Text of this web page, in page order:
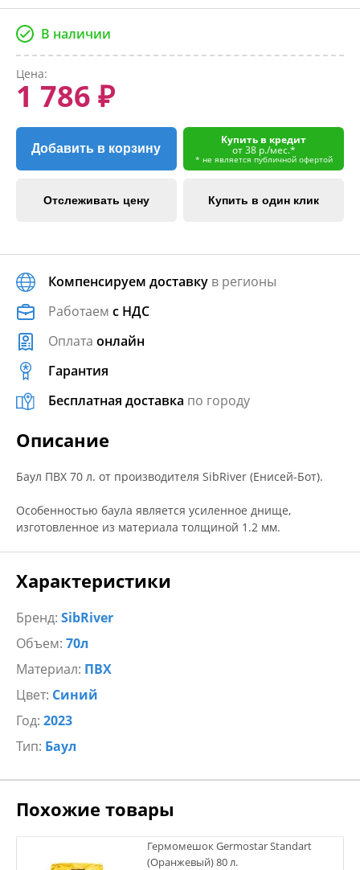
В наличии
Цена:
1 786 ₽
Добавить в корзину
Купить в кредит
от 38 р./мес.*
* не является публичной офертой
Отслеживать цену Купить в один клик
Компенсируем доставку в регионы
Работаем с НДС
Оплата онлайн
Гарантия
Бесплатная доставка по городу
Описание
Баул ПВХ 70 л. от производителя SibRiver (Енисей-Бот).
Особенностью баула является усиленное днище,
изготовленное из материала толщиной 1.2 мм.
Характеристики
Бренд: SibRiver
Объем: 70л
Материал: ПВХ
Цвет: Синий
Год: 2023
Тип: Баул
Похожие товары
Гермомешок Germostar Standart
(Оранжевый) 80 л.